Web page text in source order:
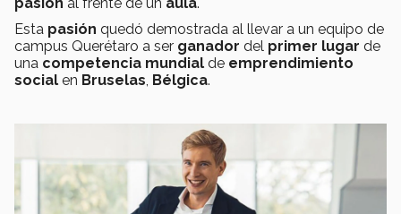
Esta pasión quedó demostrada al llevar a un equipo de
campus Querétaro a ser ganador del primer lugar de
una competencia mundial de emprendimiento
social en Bruselas Bélgica.